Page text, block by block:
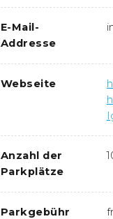
E-Mail-
Addresse
Webseite
Anzahl der
Parkplätze
Parkgebühr